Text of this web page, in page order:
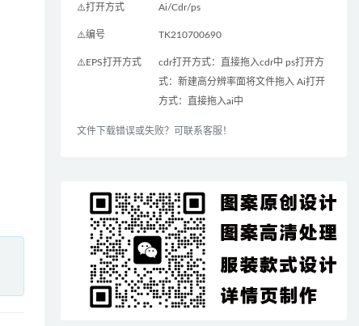
⚠️打开方式 Ai/Cdr/ps
⚠️编号 TK210700690
⚠️EPS打开方式
cdr打开方式：直接拖入cdr中 ps打开方
式：新建高分辨率面将文件拖入 Ai打开
方式：直接拖入ai中
文件下载错误或失败？可联系客服！